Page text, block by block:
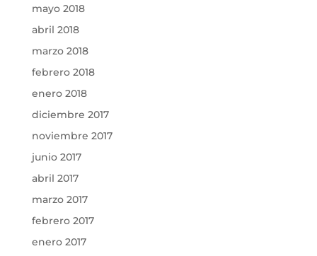
mayo 2018
abril 2018
marzo 2018
febrero 2018
enero 2018
diciembre 2017
noviembre 2017
junio 2017
abril 2017
marzo 2017
febrero 2017
enero 2017